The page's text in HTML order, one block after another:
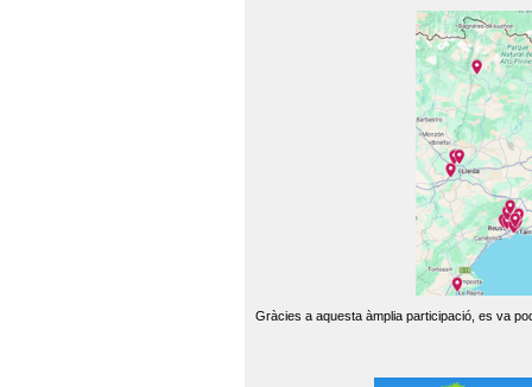
Gràcies a aquesta àmplia participació, es va